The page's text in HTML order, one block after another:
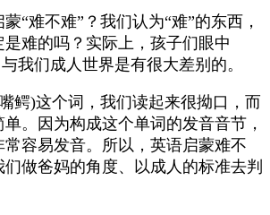
“难不难”？我们认为“难”的东西，
难的吗？实际上，孩子们眼中
我们成人世界是有很大差别的。
鳄)这个词，我们读起来很拗口，而
。因为构成这个单词的发音音节，
容易发音。所以，英语启蒙难不
做爸妈的角度、以成人的标准去判